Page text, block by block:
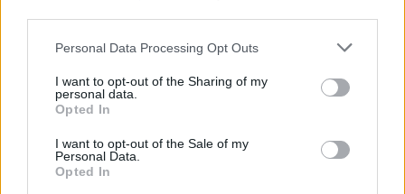
Please note that this website/app uses one or more Google
not limited to your visit or usage behaviour. You may click to
grant or deny consent to Google and its third-party tags to
use your data for below specified purposes in below Google
consent section.
Personal Data Processing Opt Outs
I want to opt-out of the Sharing of my
personal data.
Opted In
I want to opt-out of the Sale of my
Personal Data.
Opted In
Ακολουθήστε το Νewsit.gr στο Google News
ενημερωθείτε πρώτοι για όλη την ειδησεογραφία και τα
τελευταία νέατης ημέρας